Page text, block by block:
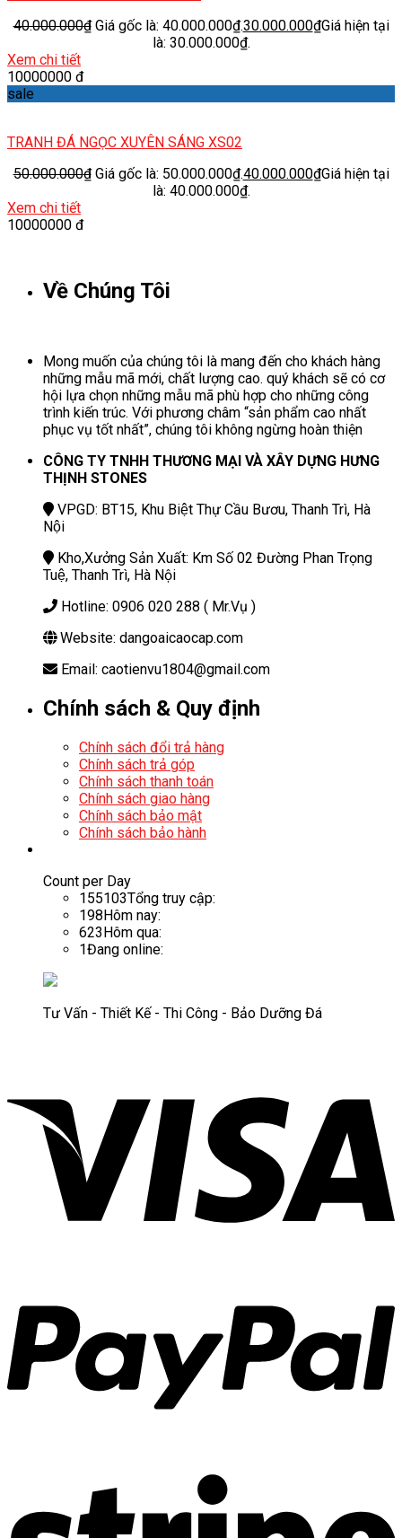
40.000.000₫ Giá gốc là: 40.000.000₫.30.000.000₫Giá hiện tại
là: 30.000.000₫.
Xem chi tiết
10000000 đ
sale
TRANH ĐÁ NGỌC XUYÊN SÁNG XS02
50.000.000₫ Giá gốc là: 50.000.000₫.40.000.000₫Giá hiện tại
là: 40.000.000₫.
Xem chi tiết
10000000 đ
Về Chúng Tôi
Mong muốn của chúng tôi là mang đến cho khách hàng
những mẫu mã mới, chất lượng cao. quý khách sẽ có cơ
hội lựa chọn những mẫu mã phù hợp cho những công
trình kiến trúc. Với phương châm “sản phẩm cao nhất
phục vụ tốt nhất”, chúng tôi không ngừng hoàn thiện
CÔNG TY TNHH THƯƠNG MẠI VÀ XÂY DỰNG HƯNG
THỊNH STONES
VPGD: BT15, Khu Biệt Thự Cầu Bươu, Thanh Trì, Hà
Nội
Kho,Xưởng Sản Xuất: Km Số 02 Đường Phan Trọng
Tuệ, Thanh Trì, Hà Nội
Hotline: 0906 020 288 ( Mr.Vụ )
Website: dangoaicaocap.com
Email: caotienvu1804@gmail.com
Chính sách & Quy định
Chính sách đổi trả hàng
Chính sách trả góp
Chính sách thanh toán
Chính sách giao hàng
Chính sách bảo mật
Chính sách bảo hành
Count per Day
155103Tổng truy cập:
198Hôm nay:
623Hôm qua:
1Đang online:
Tư Vấn - Thiết Kế - Thi Công - Bảo Dưỡng Đá